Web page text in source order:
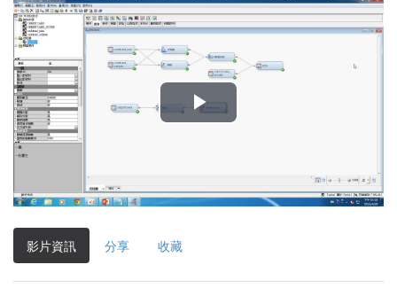
播
影
影片資訊 分享 收藏